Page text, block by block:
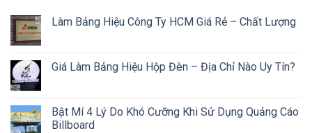
Làm Bảng Hiệu Công Ty HCM Giá Rẻ – Chất Lượng
Giá Làm Bảng Hiệu Hộp Đèn – Địa Chỉ Nào Uy Tín?
Bật Mí 4 Lý Do Khó Cưỡng Khi Sử Dụng Quảng Cáo
Billboard